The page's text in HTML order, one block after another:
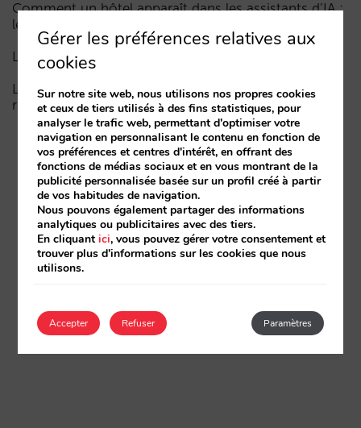
Comment un hôtel apparaît dans les assistants d’IA :
les trois couches de visibilité
La fin de l’ère « Book on Metasearch »
Le funnel dans l’IA est cassé. La clé pour le réparer
réside dans la phase de considération
Gérer les préférences relatives aux
cookies
Sur notre site web, nous utilisons nos propres cookies
et ceux de tiers utilisés à des fins statistiques, pour
analyser le trafic web, permettant d'optimiser votre
navigation en personnalisant le contenu en fonction de
vos préférences et centres d'intérêt, en offrant des
fonctions de médias sociaux et en vous montrant de la
publicité personnalisée basée sur un profil créé à partir
de vos habitudes de navigation.
Nous pouvons également partager des informations
analytiques ou publicitaires avec des tiers.
En cliquantici, vous pouvez gérer votre consentement et
trouver plus d'informations sur les cookies que nous
utilisons.
Accepter Paramètres
Refuser